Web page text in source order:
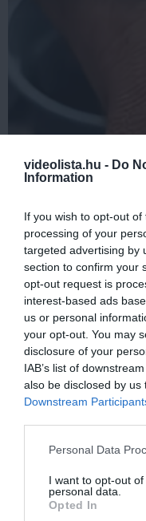
videolista.hu - Do
Information
If you wish to opt-out
processing of your
targeted advertising by
section to confirm your
opt-out request is
interest-based ads
us or personal
your opt-out. You may
disclosure of your
IAB’s list of
also be disclosed by
Downstream
Please note that this
not limited to your visit
grant or deny consent
use your data for
Personal Data
I want to opt-out
personal data.
Opted In
Body
315 123
2 h 19 min
This Simple Trick
Your Body!